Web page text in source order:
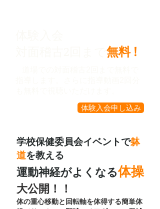
無料 !​​​
体験入会申し込み
学校保健委員会イベントで躰
道を教える
運動神経がよくなる体操
大公開！！
​体の重心移動と回転軸を体得する簡単体